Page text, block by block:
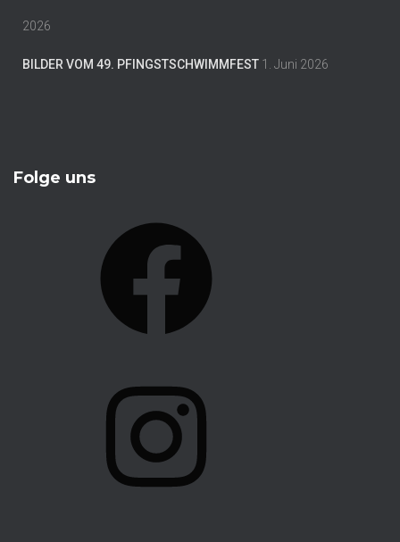
2026
BILDER VOM 49. PFINGSTSCHWIMMFEST 1. Juni 2026
Folge uns